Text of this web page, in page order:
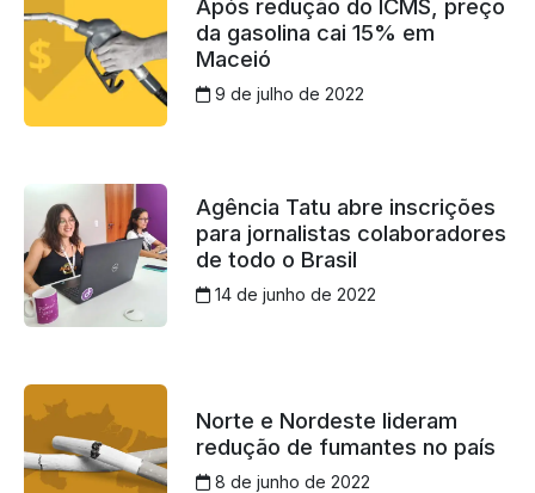
Após redução do ICMS, preço
da gasolina cai 15% em
Maceió
9 de julho de 2022
Agência Tatu abre inscrições
para jornalistas colaboradores
de todo o Brasil
14 de junho de 2022
Norte e Nordeste lideram
redução de fumantes no país
8 de junho de 2022